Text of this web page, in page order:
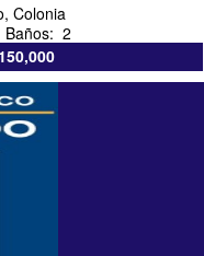
Colonia
2